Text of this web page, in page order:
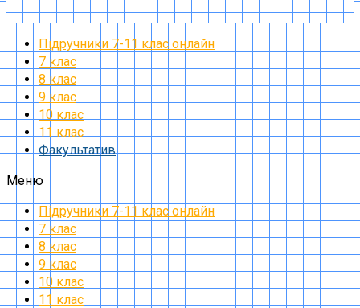
Підручники 7-11 клас онлайн
7 клас
8 клас
9 клас
10 клас
11 клас
Факультатив
Меню
Підручники 7-11 клас онлайн
7 клас
8 клас
9 клас
10 клас
11 клас